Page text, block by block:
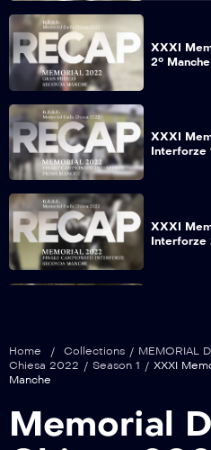
XXXI
2° Manche
XXXI
Interforze
XXXI
Interforze
Pres.
Home / Collections / MEMORIAL
Chiesa 2022 / Season 1 / XXXI
Manche
Memorial